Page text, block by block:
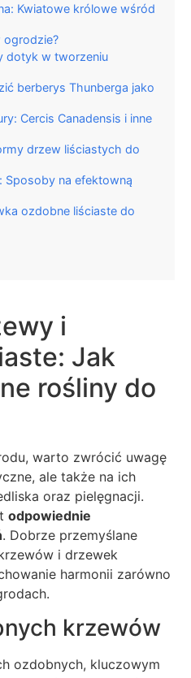
Kwiatowe królowe wśród
ogrodzie?
dotyk w tworzeniu
berberys Thunberga jako
Cercis Canadensis i inne
drzew liściastych do
Sposoby na efektowną
ozdobne liściaste do
i
Jak
rośliny do
warto zwrócić uwagę
ale także na ich
oraz pielęgnacji.
odpowiednie
. Dobrze przemyślane
i drzewek
harmonii zarówno
krzewów
ozdobnych, kluczowym